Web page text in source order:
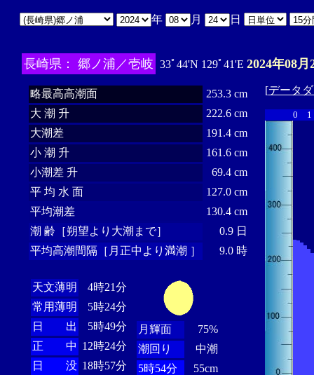
年 月 日
長崎県： 郷ノ浦／壱岐 33ﾟ44'N 129ﾟ41'E 2024年08月
略最高高潮面
253.3 cm
大 潮 升
222.6 cm
大潮差
191.4 cm
小 潮 升
161.6 cm
小潮差 升
69.4 cm
平 均 水 面
127.0 cm
平均潮差
130.4 cm
潮 齢［朔望より大潮まで］
0.9 日
平均高潮間隔［月正中より満潮 ］
9.0 時
天文薄明
4時21分
常用薄明
5時24分
日 出
5時49分
正 中 12時24分
日 没 18時57分
月輝面
75%
潮回り
中潮
5時54分
55cm
[データ
0 1